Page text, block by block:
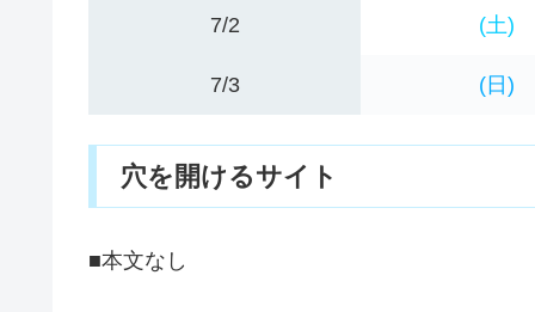
7/2 (土)
7/3 (日)
穴を開けるサイト
■本文なし